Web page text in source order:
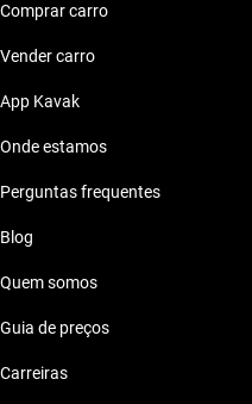
Comprar carro
Vender carro
App Kavak
Onde estamos
Perguntas frequentes
Blog
Quem somos
Guia de preços
Carreiras